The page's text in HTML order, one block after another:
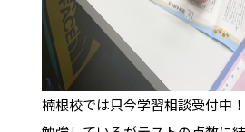
楠根校では只今学習相談受付中！